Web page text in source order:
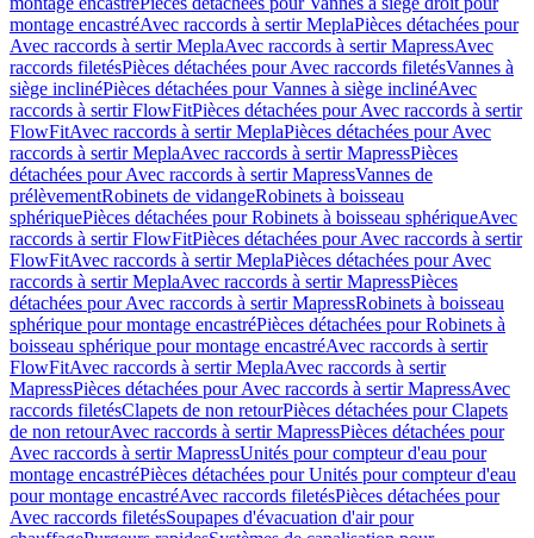
montage encastréAvec raccords à sertir MeplaPièces détachées pour
Avec raccords à sertir MeplaAvec raccords à sertir MapressAvec
raccords filetésPièces détachées pour Avec raccords filetésVannes à
siège inclinéPièces détachées pour Vannes à siège inclinéAvec
raccords à sertir FlowFitPièces détachées pour Avec raccords à sertir
FlowFitAvec raccords à sertir MeplaPièces détachées pour Avec
raccords à sertir MeplaAvec raccords à sertir MapressPièces
détachées pour Avec raccords à sertir MapressVannes de
prélèvementRobinets de vidangeRobinets à boisseau
sphériquePièces détachées pour Robinets à boisseau sphériqueAvec
raccords à sertir FlowFitPièces détachées pour Avec raccords à sertir
FlowFitAvec raccords à sertir MeplaPièces détachées pour Avec
raccords à sertir MeplaAvec raccords à sertir MapressPièces
détachées pour Avec raccords à sertir MapressRobinets à boisseau
sphérique pour montage encastréPièces détachées pour Robinets à
boisseau sphérique pour montage encastréAvec raccords à sertir
FlowFitAvec raccords à sertir MeplaAvec raccords à sertir
MapressPièces détachées pour Avec raccords à sertir MapressAvec
raccords filetésClapets de non retourPièces détachées pour Clapets
de non retourAvec raccords à sertir MapressPièces détachées pour
Avec raccords à sertir MapressUnités pour compteur d'eau pour
montage encastréPièces détachées pour Unités pour compteur d'eau
pour montage encastréAvec raccords filetésPièces détachées pour
Avec raccords filetésSoupapes d'évacuation d'air pour